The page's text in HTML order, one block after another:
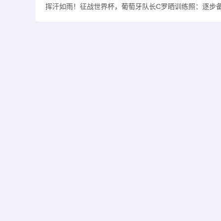
挥汗如雨！征战世界杯，葡萄牙队长C罗晒训练照：逐步